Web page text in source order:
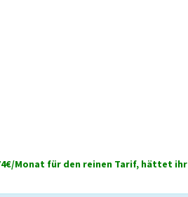
Monat für den reinen Tarif, hättet ihr